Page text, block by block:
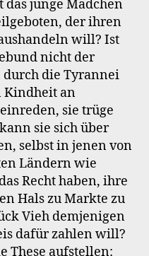
das junge Mädchen
der ihren
will? Ist
nicht der
die Tyrannei
Kindheit an
sie trüge
sie sich über
selbst in jenen von
Ländern wie
Recht haben, ihre
Hals zu Markte zu
Vieh demjenigen
dafür zahlen will?
These aufstellen: